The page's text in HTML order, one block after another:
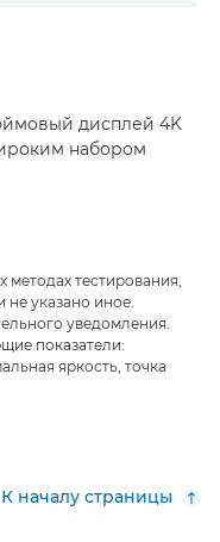
дисплей 4K
набором
методах тестирования,
указано иное.
уведомления.
показатели:
яркость, точка
К началу страницы